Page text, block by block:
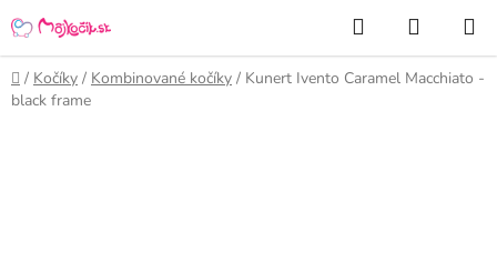
na
obsah
Hľadať
KOŠÍK
Domov
/ Kočíky / Kombinované kočíky / Kunert Ivento Caramel Macchiato -
black frame